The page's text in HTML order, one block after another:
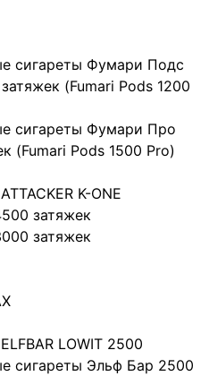
сигареты Фумари Подс
(Fumari Pods 1200
сигареты Фумари Про
(Fumari Pods 1500 Pro)
K-ONE
затяжек
затяжек
LOWIT 2500
сигареты Эльф Бар 2500